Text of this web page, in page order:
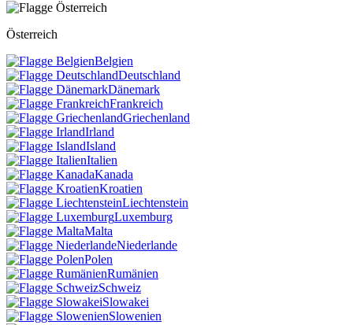
Österreich
Belgien
Deutschland
Dänemark
Frankreich
Griechenland
Irland
Island
Italien
Kanada
Kroatien
Liechtenstein
Luxemburg
Malta
Niederlande
Polen
Rumänien
Schweiz
Slowakei
Slowenien